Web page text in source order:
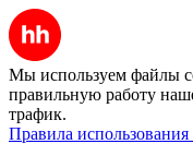
Мы используем файлы
правильную работу
трафик.
Правила